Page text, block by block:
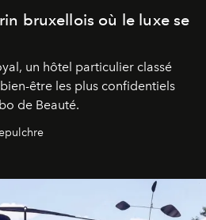
bruxellois où le luxe se
un hôtel particulier classé
être les plus confidentiels
de Beauté.